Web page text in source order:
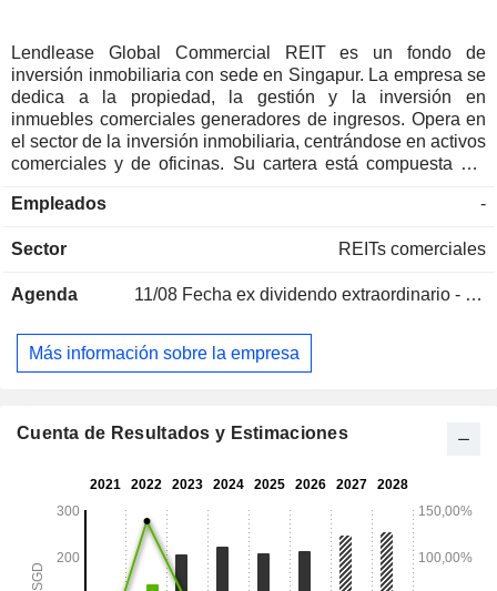
Lendlease Global Commercial REIT es un fondo de
inversión inmobiliaria con sede en Singapur. La empresa se
dedica a la propiedad, la gestión y la inversión en
inmuebles comerciales generadores de ingresos. Opera en
el sector de la inversión inmobiliaria, centrándose en activos
comerciales y de oficinas. Su cartera está compuesta por
los que se incluyen centros comerciales y edificios de
adquisición de inmuebles, la gestión de activos, el
principalmente a través de actividades de arrendamiento y
activos comerciales. Su cartera comprende inmuebles en
régimen de arrendamiento en Singapur, concretamente
Sky Complex (tres edificios comerciales de grado A) en
Empleados -
Sector REITs comerciales
Agenda 11/08 Fecha ex dividendo extraordinario - 0.00068 SGD
Más información sobre la empresa
Cuenta de Resultados y Estimaciones